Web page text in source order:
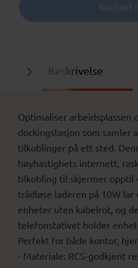
Kontakt
Beskrivelse
Optimaliser arbeidsplassen
dockingstasjon som samler
tilkoblinger på ett sted.
høyhastighets internett,
tilkobling til skjermer opptil
trådløse laderen på 10W
enheter uten kabelrot, og
telefonstativet holder
Perfekt for både kontor,
- Materiale: RCS-godkjent